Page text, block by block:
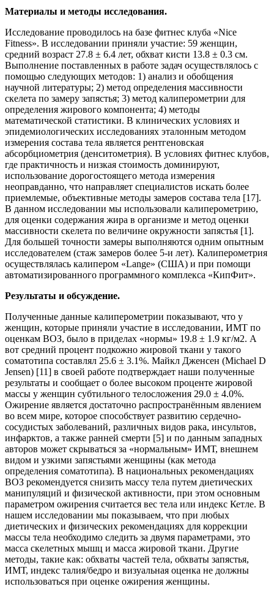
Материалы и методы исследования.
Исследование проводилось на базе фитнес клуба «Nice
Fitness». В исследовании приняли участие: 59 женщин,
средний возраст 27.8 ± 6.4 лет, обхват кисти 13.8 ± 0.3 см.
Выполнение поставленных в работе задач осуществлялось с
помощью следующих методов: 1) анализ и обобщения
научной литературы; 2) метод определения массивности
скелета по замеру запястья; 3) метод калиперометрии для
определения жирового компонента; 4) методы
математической статистики. В клинических условиях и
эпидемиологических исследованиях эталонным методом
измерения состава тела является рентгеновская
абсорбциометрия (денситометрия). В условиях фитнес клубов,
где практичность и низкая стоимость доминируют,
использование дорогостоящего метода измерения
неоправданно, что направляет специалистов искать более
приемлемые, объективные методы замеров состава тела [17].
В данном исследовании мы использовали калиперометрию,
для оценки содержания жира в организме и метод оценки
массивности скелета по величине окружности запястья [1].
Для большей точности замеры выполняются одним опытным
исследователем (стаж замеров более 5-и лет). Калиперометрия
осуществлялась калипером «Lange» (США) и при помощи
автоматизированного программного комплекса «КипФит».
Результаты и обсуждение.
Полученные данные калиперометрии показывают, что у
женщин, которые приняли участие в исследовании, ИМТ по
оценкам ВОЗ, было в приделах «нормы» 19.8 ± 1.9 кг/м2. А
вот средний процент подкожно жировой ткани у такого
соматотипа составлял 25.6 ± 3.1%. Майкл Дженсен (Michael D
Jensen) [11] в своей работе подтверждает наши полученные
результаты и сообщает о более высоком проценте жировой
массы у женщин субтильного телосложения 29.0 ± 4.0%.
Ожирение является достаточно распространённым явлением
во всем мире, которое способствует развитию сердечно-
сосудистых заболеваний, различных видов рака, инсультов,
инфарктов, а также ранней смерти [5] и по данным западных
авторов может скрываться за «нормальным» ИМТ, внешнем
видом и узкими запястьями женщины (как метода
определения соматотипа). В национальных рекомендациях
ВОЗ рекомендуется снизить массу тела путем диетических
манипуляций и физической активности, при этом основным
параметром ожирения считается вес тела или индекс Кетле. В
нашем исследовании мы показываем, что при любых
диетических и физических рекомендациях для коррекции
массы тела необходимо следить за двумя параметрами, это
масса скелетных мышц и масса жировой ткани. Другие
методы, такие как: обхваты частей тела, обхваты запястья,
ИМТ, индекс талия/бедро и визуальная оценка не должны
использоваться при оценке ожирения женщины.